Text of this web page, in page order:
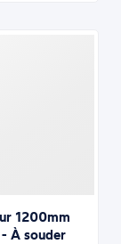
1200mm
À souder